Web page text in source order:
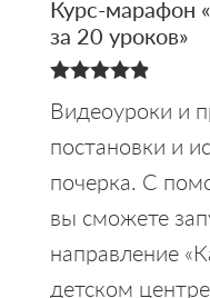
Курс-марафон
за 20 уроков»
из 5
Видеоуроки и
постановки и
почерка. С
вы сможете
направление
детском